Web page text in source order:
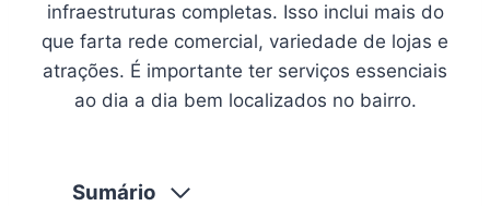
infraestruturas completas. Isso inclui mais do
que farta rede comercial, variedade de lojas e
atrações. É importante ter serviços essenciais
ao dia a dia bem localizados no bairro.
Sumário